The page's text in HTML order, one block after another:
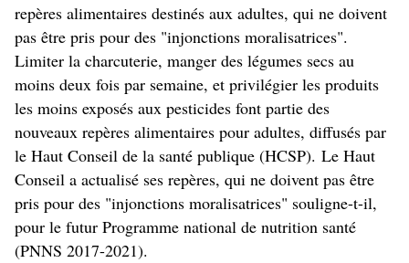
repères alimentaires destinés aux adultes, qui ne doivent
pas être pris pour des "injonctions moralisatrices".
Limiter la charcuterie, manger des légumes secs au
moins deux fois par semaine, et privilégier les produits
les moins exposés aux pesticides font partie des
nouveaux repères alimentaires pour adultes, diffusés par
le Haut Conseil de la santé publique (HCSP). Le Haut
Conseil a actualisé ses repères, qui ne doivent pas être
pris pour des "injonctions moralisatrices" souligne-t-il,
pour le futur Programme national de nutrition santé
(PNNS 2017-2021).